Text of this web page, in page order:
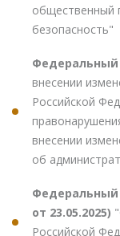
общественный
безопасность"
Федеральный
внесении
Российской
внесении
об
Федеральный
от 23.05.2025)
Российской